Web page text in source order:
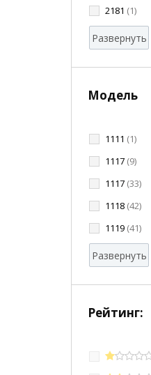
2181 (1)
Развернуть
Модель
1111 (1)
1117 (9)
1117 (33)
1118 (42)
1119 (41)
Развернуть
Рейтинг: